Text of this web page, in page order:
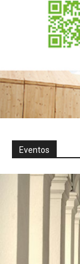
Eventos